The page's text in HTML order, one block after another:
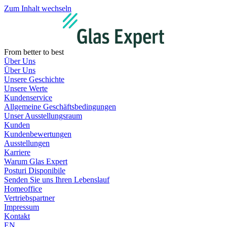
Zum Inhalt wechseln
From better to best
Über Uns
Über Uns
Unsere Geschichte
Unsere Werte
Kundenservice
Allgemeine Geschäftsbedingungen
Unser Ausstellungsraum
Kunden
Kundenbewertungen
Ausstellungen
Karriere
Warum Glas Expert
Posturi Disponibile
Senden Sie uns Ihren Lebenslauf
Homeoffice
Vertriebspartner
Impressum
Kontakt
EN